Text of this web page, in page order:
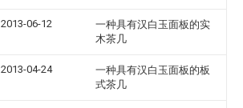
2013-06-12
一种具有汉白玉面板的实
木茶几
2013-04-24
一种具有汉白玉面板的板
式茶几